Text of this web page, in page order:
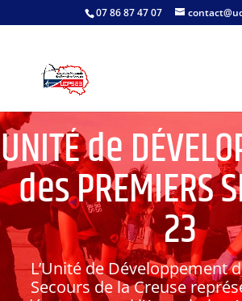
07 86 87 47 07
UNITÉ de
des PREMIERS
23
L’Unité de Développement
Secours de la Creuse